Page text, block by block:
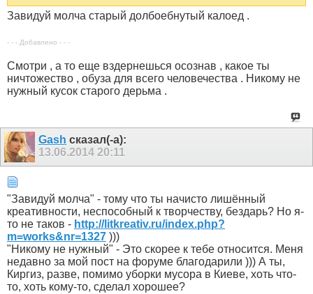
Завидуй молча старый долбоебнутый калоед .
- - - Добавлено - - -
Смотри , а то еще вздернешься осознав , какое ты
ничтожество , обуза для всего человечества . Никому не
нужный кусок старого дерьма .
Gash сказал(-а):
13.06.2014 20:11
"Завидуй молча" - тому что ты начисто лишённый
креативности, неспособный к творчеству, бездарь? Но я-
то не таков - http://litkreativ.ru/index.php?
m=works&nr=1327 )))
"Никому не нужный" - Это скорее к тебе относится. Меня
недавно за мой пост на форуме благодарили ))) А ты,
Киргиз, разве, помимо уборки мусора в Киеве, хоть что-
то, хоть кому-то, сделал хорошее?